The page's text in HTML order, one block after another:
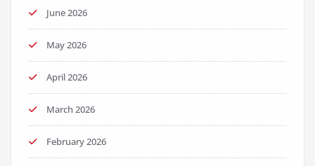
June 2026
May 2026
April 2026
March 2026
February 2026